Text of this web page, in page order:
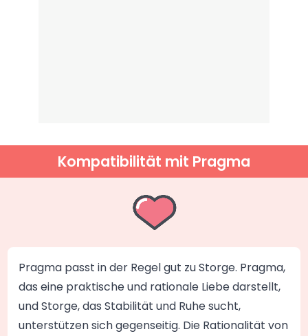
Kompatibilität mit Pragma
Pragma passt in der Regel gut zu Storge. Pragma,
das eine praktische und rationale Liebe darstellt,
und Storge, das Stabilität und Ruhe sucht,
unterstützen sich gegenseitig. Die Rationalität von